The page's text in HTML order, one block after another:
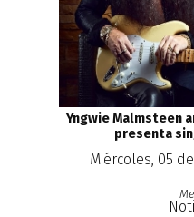
Yngwie Malmsteen
presenta
Miércoles, 05